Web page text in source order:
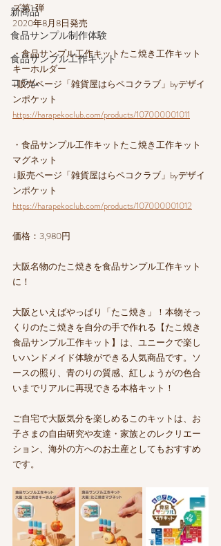
新商品
食品サンプル制作体験
食品サンプル工作キット
コラム
ズ第1 弾
2020年8月8日発売
・食品サンプル工作キットたこ焼き工作キット
キーホルダー
↓販売ページ「雑貨屋はらペコクラブ」byデザイ
ンポケット
https://harapekoclub.com/products/107000001011
・食品サンプル工作キットたこ焼き工作キット
マグネット
↓販売ページ「雑貨屋はらペコクラブ」byデザイ
ンポケット
https://harapekoclub.com/products/107000001012
価格：3,980円
大阪名物のたこ焼きを食品サンプル工作キット
に！
大阪といえばやっぱり「たこ焼き」！本物そっ
くりのたこ焼きを自分の手で作れる【たこ焼き
食品サンプル工作キット】は、ユニークで楽し
いハンドメイド体験ができる人気商品です。ソ
ースの照り、青のりの質感、紅しょうがの色合
いまでリアルに再現できる本格キット！
ご自宅で大阪気分を楽しめるこのキットは、お
子さまの自由研究や友達・家族とのレクリエー
ション、海外の方へのお土産としてもおすすめ
です。